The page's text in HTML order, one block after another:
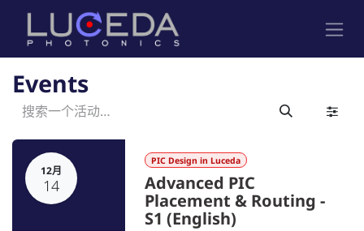
跳至内容
Events
12月
14
PIC Design in Luceda
Advanced PIC
Placement & Routing -
S1 (English)